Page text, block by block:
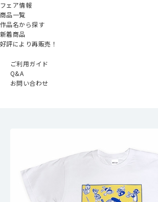
フェア情報
商品一覧
作品名から探す
新着商品
好評により再販売！
ご利用ガイド
Q&A
お問い合わせ